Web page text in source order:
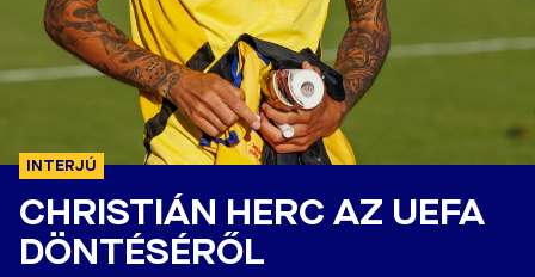
INTERJÚ
CHRISTIÁN HERC AZ UEFA
DÖNTÉSÉRŐL